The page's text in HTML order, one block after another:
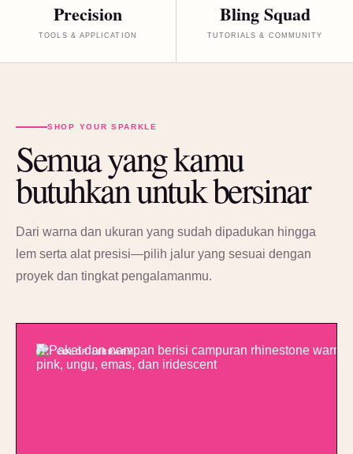
Precision
TOOLS & APPLICATION
Bling Squad
TUTORIALS & COMMUNITY
SHOP YOUR SPARKLE
Semua yang kamu
butuhkan untuk bersinar
Dari warna dan ukuran yang sudah dipadukan hingga
lem serta alat presisi—pilih jalur yang sesuai dengan
proyek dan tingkat pengalamanmu.
01 / COLOR LIBRARY